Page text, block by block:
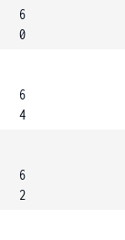
6
0
6
4
6
2